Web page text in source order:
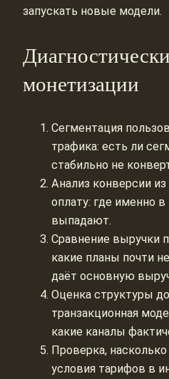
запускать новые модели.
монетизации
Сегментация
трафика: есть ли
стабильно не
Анализ конверсии
оплату: где именно
выпадают.
Сравнение выручки
какие планы почти
даёт основную
Оценка структуры
транзакционная
какие каналы
Проверка,
условия тарифов в